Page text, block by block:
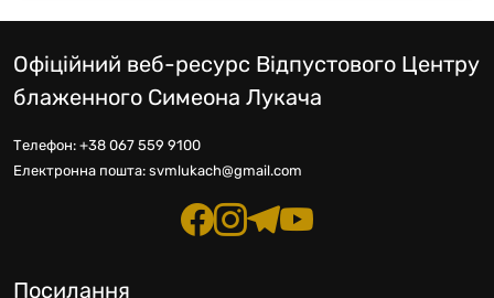
Офіційний веб-ресурс Відпустового Центру
блаженного Симеона Лукача
Телефон: +38 067 559 9100
Електронна пошта: svmlukach@gmail.com
Посилання